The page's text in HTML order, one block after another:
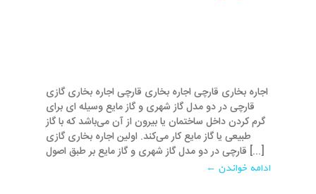
اجاره بخاری قارچی اجاره بخاری قارچی اجاره بخاری گازی
قارچی در دو مدل گاز شهری و گاز مایع وسیله ‌ای برای
گرم کردن داخل ساختمان یا بیرون از آن می‌باشد که با گاز
طبیعی یا گاز مایع کار می‌کند. اولین اجاره بخاری گازی
قارچی در دو مدل گاز شهری و گاز مایع بر طبق اصول [...]
ادامه خواندن ←